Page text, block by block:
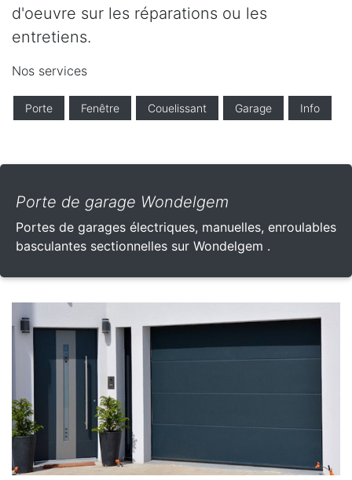
d'oeuvre sur les réparations ou les
entretiens.
Nos services
Porte Fenêtre Couelissant Garage Info
Porte de garage Wondelgem
Portes de garages électriques, manuelles, enroulables
basculantes sectionnelles sur Wondelgem .